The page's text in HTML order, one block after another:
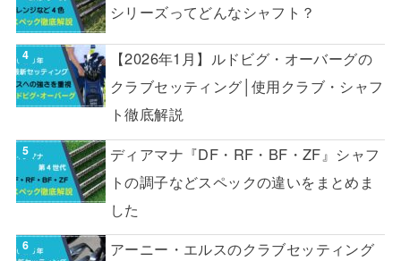
シリーズってどんなシャフト？
【2026年1月】ルドビグ・オーバーグの
クラブセッティング│使用クラブ・シャフ
ト徹底解説
ディアマナ『DF・RF・BF・ZF』シャフ
トの調子などスペックの違いをまとめま
した
アーニー・エルスのクラブセッティング